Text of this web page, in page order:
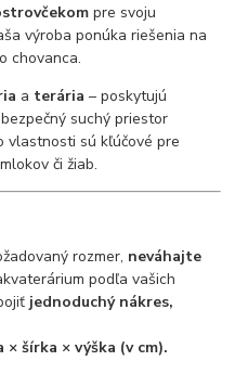
pre svoju
výroba ponúka riešenia na
chovanca.
a terária – poskytujú
suchý priestor
vlastnosti sú kľúčové pre
či žiab.
rozmer, neváhajte
podľa vašich
jednoduchý nákres,
× šírka × výška (v cm).